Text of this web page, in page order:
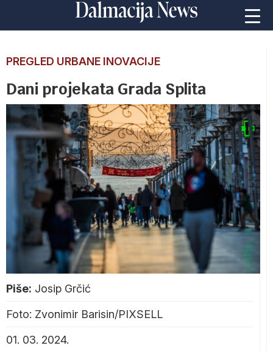
PREGLED URBANE INOVACIJE
Dani projekata Grada Splita
Piše: Josip Grčić
Foto: Zvonimir Barisin/PIXSELL
01. 03. 2024.